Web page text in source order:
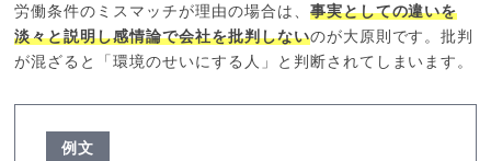
労働条件のミスマッチが理由の場合は、 事実としての違いを
淡々と説明し感情論で会社を批判しないのが大原則です。批判
が混ざると「環境のせいにする人」と判断されてしまいます。
例文